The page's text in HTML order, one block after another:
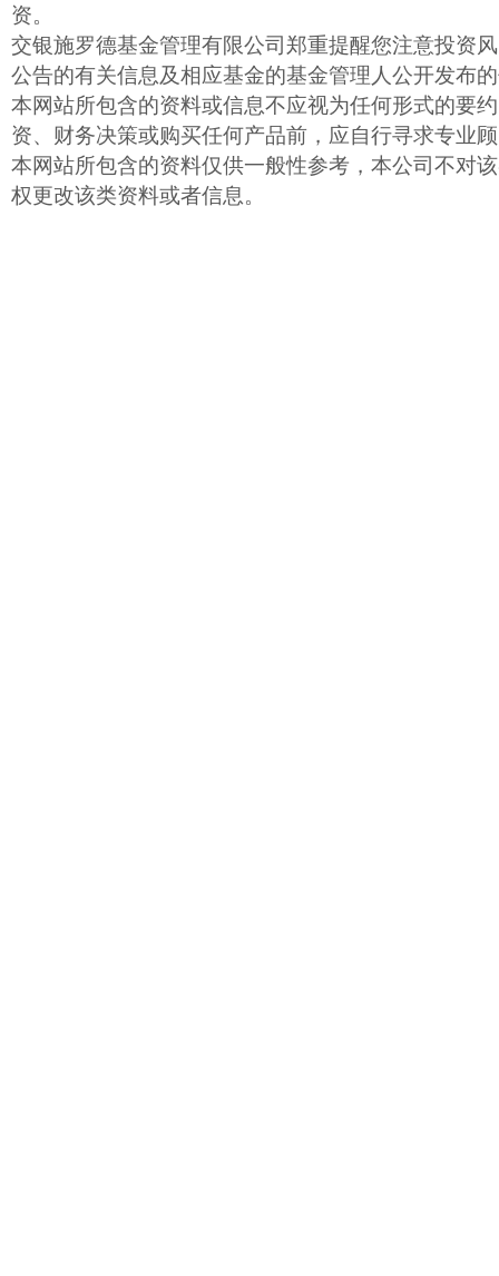
资。
交银施罗德基金管理有限公司郑重提醒您注意投资
公告的有关信息及相应基金的基金管理人公开发布
本网站所包含的资料或信息不应视为任何形式的要
资、财务决策或购买任何产品前，应自行寻求专业
本网站所包含的资料仅供一般性参考，本公司不对
权更改该类资料或者信息。